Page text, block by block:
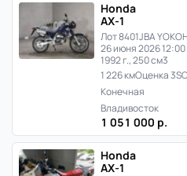
Honda
AX-1
Лот 8401JBA
26 июня 2026 12:00
1992 г., 250 см3
1 226 кмОценка 3
Конечная
Владивосток
1 051 000 р.
Honda
AX-1